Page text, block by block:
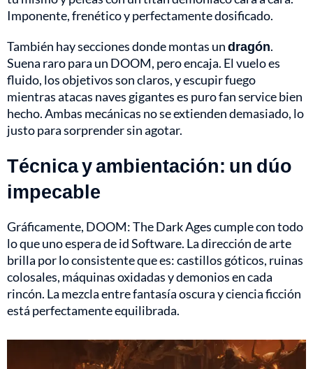
Imponente, frenético y perfectamente dosificado.
También hay secciones donde montas undragón.
Suena raro para un DOOM, pero encaja. El vuelo es
fluido, los objetivos son claros, y escupir fuego
mientras atacas naves gigantes es puro fan service bien
hecho. Ambas mecánicas no se extienden demasiado, lo
justo para sorprender sin agotar.
Técnica y ambientación: un dúo
impecable
Gráficamente, DOOM: The Dark Ages cumple con todo
lo que uno espera de id Software. La dirección de arte
brilla por lo consistente que es: castillos góticos, ruinas
colosales, máquinas oxidadas y demonios en cada
rincón. La mezcla entre fantasía oscura y ciencia ficción
está perfectamente equilibrada.